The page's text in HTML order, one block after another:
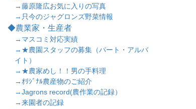
→藤原隆広お気に入りの写真
→只今のジャグロンズ野菜情報
◆農業家・生産者
→マスコミ対応実績
→★農園スタッフの募集（パート・アルバ
イト）
→★農家めし！！男の手料理
→ｵﾘｼﾞﾅﾙ農産物のご紹介
→Jagrons record(農作業の記録）
→来園者の記録